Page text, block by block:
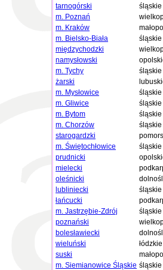
tarnogórski
śląskie
m. Poznań
m. Kraków
m. Bielsko-Biała
śląskie
międzychodzki
namysłowski
m. Tychy
śląskie
żarski
m. Mysłowice
śląskie
m. Gliwice
śląskie
m. Bytom
śląskie
m. Chorzów
śląskie
starogardzki
m. Świętochłowice
śląskie
prudnicki
mielecki
oleśnicki
lubliniecki
śląskie
łańcucki
m. Jastrzębie-Zdrój
śląskie
poznański
bolesławiecki
wieluński
łódzkie
suski
m. Siemianowice Śląskie śląskie